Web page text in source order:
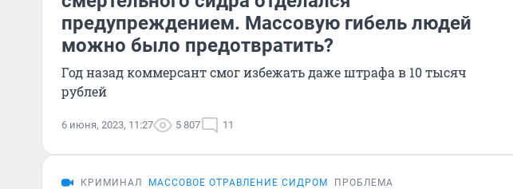
предупреждением. Массовую гибель людей
можно было предотвратить?
Год назад коммерсант смог избежать даже штрафа в 10 тысяч
рублей
6 июня, 2023, 11:27 5 807 11
КРИМИНАЛ МАССОВОЕ ОТРАВЛЕНИЕ СИДРОМ ПРОБЛЕМА